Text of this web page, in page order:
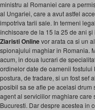
ministru al Romaniei care a
al Ungariei, care a avut astfel
impotriva tarii sale. In termeni
închisoare de la 15 la 25 de ani
Ziaristi Onlinevor arata ca si un
spionajului maghiar in Romania.
acum, in doua lucrari de
ordinelor date de oamenii fostului
postura, de tradare, si un fost sef
posibil sa se afle pe acelasi
agent al serviciilor maghiare care
Bucuresti. Dar despre acestea in